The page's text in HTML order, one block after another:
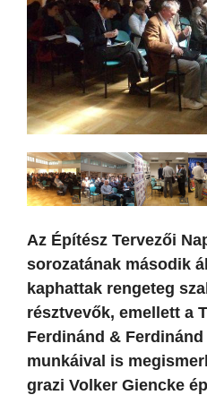
Az Építész Tervezői
sorozatának második
kaphattak rengeteg
résztvevők, emellett a
Ferdinánd &
munkáival is
grazi Volker Giencke